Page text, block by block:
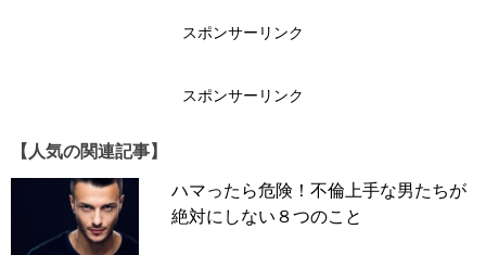
スポンサーリンク
スポンサーリンク
【人気の関連記事】
ハマったら危険！不倫上手な男たちが
絶対にしない８つのこと